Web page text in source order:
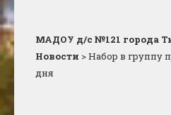
МАДОУ д/с №121 города
Новости >Набор в группу
дня